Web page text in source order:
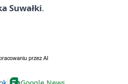
Suwałki.